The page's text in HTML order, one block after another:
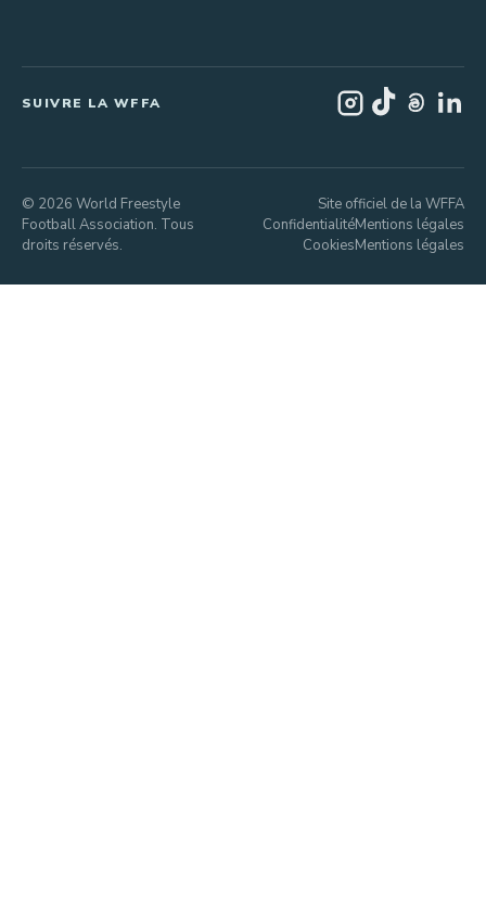
SUIVRE LA WFFA
© 2026 World Freestyle
Football Association. Tous
droits réservés.
Site officiel de la WFFA
ConfidentialitéMentions légales
CookiesMentions légales